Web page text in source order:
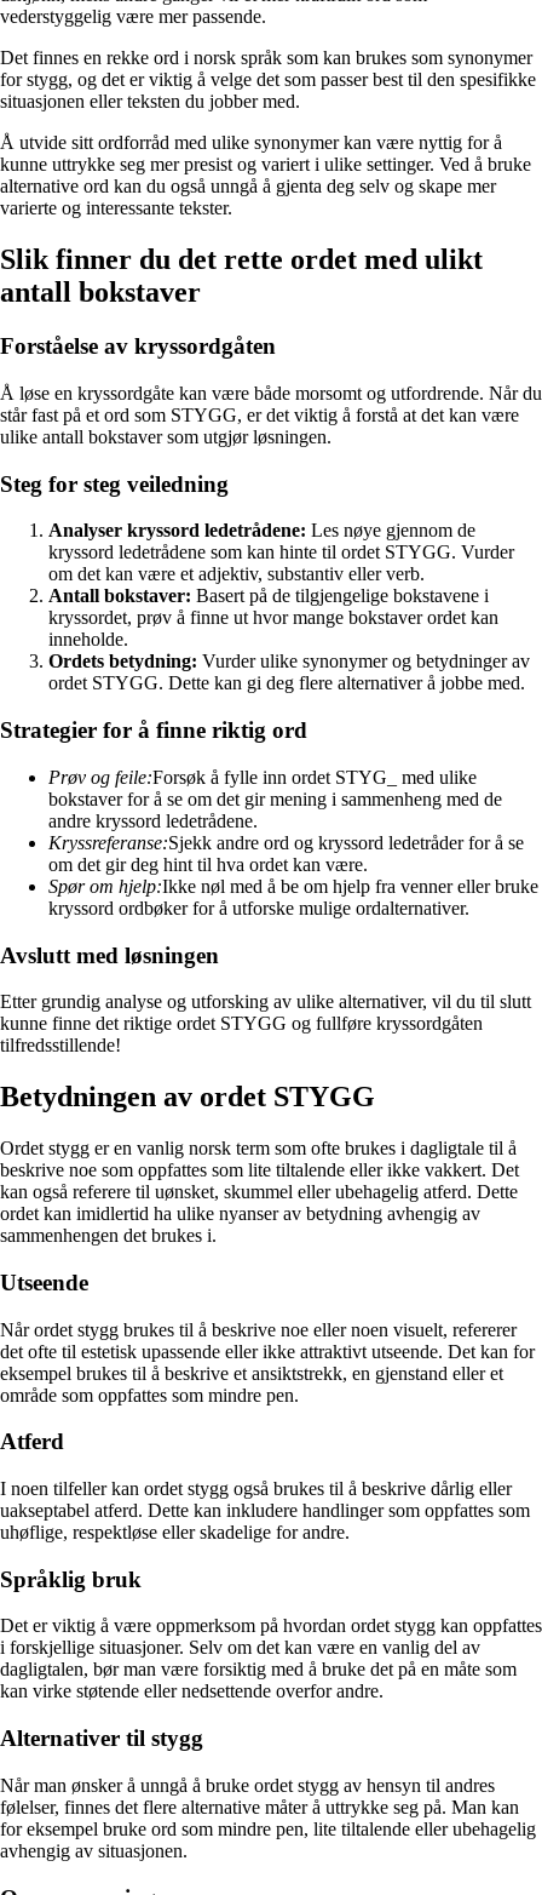
vederstyggelig være mer passende.
Det finnes en rekke ord i norsk språk som kan brukes som synonymer
for stygg, og det er viktig å velge det som passer best til den spesifikke
situasjonen eller teksten du jobber med.
Å utvide sitt ordforråd med ulike synonymer kan være nyttig for å
kunne uttrykke seg mer presist og variert i ulike settinger. Ved å bruke
alternative ord kan du også unngå å gjenta deg selv og skape mer
varierte og interessante tekster.
Slik finner du det rette ordet med ulikt
antall bokstaver
Forståelse av kryssordgåten
Å løse en kryssordgåte kan være både morsomt og utfordrende. Når du
står fast på et ord som STYGG, er det viktig å forstå at det kan være
ulike antall bokstaver som utgjør løsningen.
Steg for steg veiledning
Analyser kryssord ledetrådene: Les nøye gjennom de
kryssord ledetrådene som kan hinte til ordet STYGG. Vurder
om det kan være et adjektiv, substantiv eller verb.
Antall bokstaver: Basert på de tilgjengelige bokstavene i
kryssordet, prøv å finne ut hvor mange bokstaver ordet kan
inneholde.
Ordets betydning: Vurder ulike synonymer og betydninger av
ordet STYGG. Dette kan gi deg flere alternativer å jobbe med.
Strategier for å finne riktig ord
Prøv og feile:Forsøk å fylle inn ordet STYG_ med ulike
bokstaver for å se om det gir mening i sammenheng med de
andre kryssord ledetrådene.
Kryssreferanse:Sjekk andre ord og kryssord ledetråder for å se
om det gir deg hint til hva ordet kan være.
Spør om hjelp:Ikke nøl med å be om hjelp fra venner eller bruke
kryssord ordbøker for å utforske mulige ordalternativer.
Avslutt med løsningen
Etter grundig analyse og utforsking av ulike alternativer, vil du til slutt
kunne finne det riktige ordet STYGG og fullføre kryssordgåten
tilfredsstillende!
Betydningen av ordet STYGG
Ordet stygg er en vanlig norsk term som ofte brukes i dagligtale til å
beskrive noe som oppfattes som lite tiltalende eller ikke vakkert. Det
kan også referere til uønsket, skummel eller ubehagelig atferd. Dette
ordet kan imidlertid ha ulike nyanser av betydning avhengig av
sammenhengen det brukes i.
Utseende
Når ordet stygg brukes til å beskrive noe eller noen visuelt, refererer
det ofte til estetisk upassende eller ikke attraktivt utseende. Det kan for
eksempel brukes til å beskrive et ansiktstrekk, en gjenstand eller et
område som oppfattes som mindre pen.
Atferd
I noen tilfeller kan ordet stygg også brukes til å beskrive dårlig eller
uakseptabel atferd. Dette kan inkludere handlinger som oppfattes som
uhøflige, respektløse eller skadelige for andre.
Språklig bruk
Det er viktig å være oppmerksom på hvordan ordet stygg kan oppfattes
i forskjellige situasjoner. Selv om det kan være en vanlig del av
dagligtalen, bør man være forsiktig med å bruke det på en måte som
kan virke støtende eller nedsettende overfor andre.
Alternativer til stygg
Når man ønsker å unngå å bruke ordet stygg av hensyn til andres
følelser, finnes det flere alternative måter å uttrykke seg på. Man kan
for eksempel bruke ord som mindre pen, lite tiltalende eller ubehagelig
avhengig av situasjonen.